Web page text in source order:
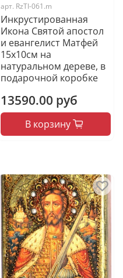
арт. RzTI-061.m
Инкрустированная
Икона Святой апостол
и евангелист Матфей
15х10см на
натуральном дереве, в
подарочной коробке
13590.00 руб
В корзину